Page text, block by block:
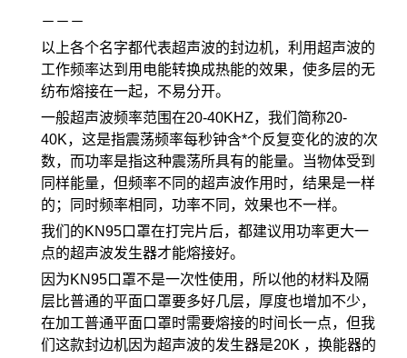
－－－
以上各个名字都代表超声波的封边机，利用超声波的
工作频率达到用电能转换成热能的效果，使多层的无
纺布熔接在一起，不易分开。
一般超声波频率范围在20-40KHZ，我们简称20-
40K，这是指震荡频率每秒钟含*个反复变化的波的次
数，而功率是指这种震荡所具有的能量。当物体受到
同样能量，但频率不同的超声波作用时，结果是一样
的；同时频率相同，功率不同，效果也不一样。
我们的KN95口罩在打完片后，都建议用功率更大一
点的超声波发生器才能熔接好。
因为KN95口罩不是一次性使用，所以他的材料及隔
层比普通的平面口罩要多好几层，厚度也增加不少，
在加工普通平面口罩时需要熔接的时间长一点，但我
们这款封边机因为超声波的发生器是20K ，换能器的